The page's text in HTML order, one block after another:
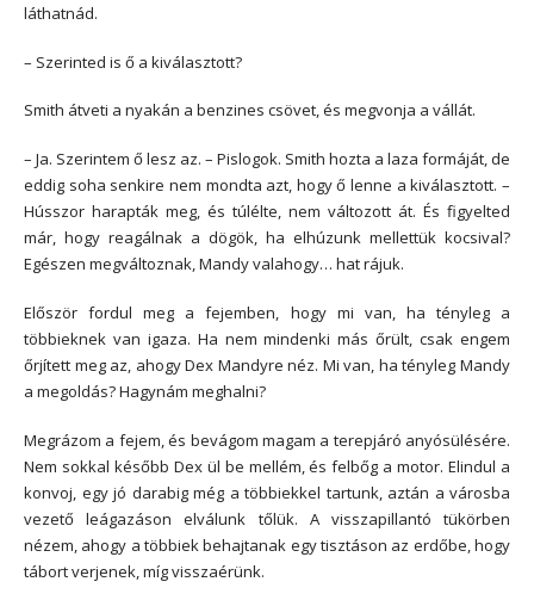
láthatnád.
– Szerinted is ő a kiválasztott?
Smith átveti a nyakán a benzines csövet, és megvonja a vállát.
– Ja. Szerintem ő lesz az. – Pislogok. Smith hozta a laza formáját, de
eddig soha senkire nem mondta azt, hogy ő lenne a kiválasztott. –
Hússzor harapták meg, és túlélte, nem változott át. És figyelted
már, hogy reagálnak a dögök, ha elhúzunk mellettük kocsival?
Egészen megváltoznak, Mandy valahogy… hat rájuk.
Először fordul meg a fejemben, hogy mi van, ha tényleg a
többieknek van igaza. Ha nem mindenki más őrült, csak engem
őrjített meg az, ahogy Dex Mandyre néz. Mi van, ha tényleg Mandy
a megoldás? Hagynám meghalni?
Megrázom a fejem, és bevágom magam a terepjáró anyósülésére.
Nem sokkal később Dex ül be mellém, és felbőg a motor. Elindul a
konvoj, egy jó darabig még a többiekkel tartunk, aztán a városba
vezető leágazáson elválunk tőlük. A visszapillantó tükörben
nézem, ahogy a többiek behajtanak egy tisztáson az erdőbe, hogy
tábort verjenek, míg visszaérünk.